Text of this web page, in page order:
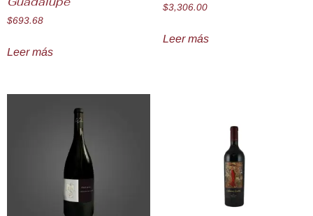
$693.68
Leer más
$3,306.00
Leer más